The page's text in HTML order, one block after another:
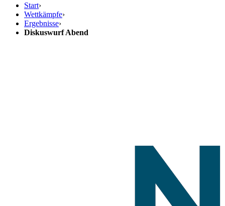
Start›
Wettkämpfe›
Ergebnisse›
Diskuswurf Abend